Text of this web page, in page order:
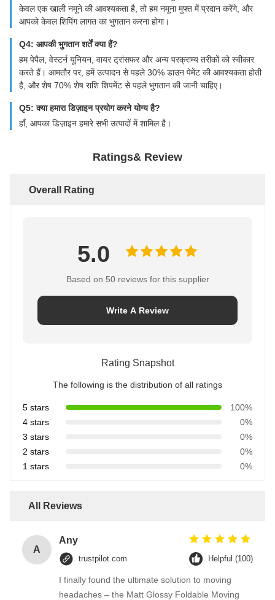
केवल एक खाली नमूने की आवश्यकता है, तो हम नमूना मुफ्त में प्रदान करेंगे, और
आपको केवल शिपिंग लागत का भुगतान करना होगा।
Q4: आपकी भुगतान शर्तें क्या हैं?
हम पेपैल, वेस्टर्न यूनियन, वायर ट्रांसफर और अन्य परक्राम्य तरीकों को स्वीकार
करते हैं। आमतौर पर, हमें उत्पादन से पहले 30% डाउन पेमेंट की आवश्यकता होती
है, और शेष 70% शेष राशि शिपमेंट से पहले भुगतान की जानी चाहिए।
Q5: क्या हमारा डिज़ाइन प्रयोग करने योग्य है?
हाँ, आपका डिज़ाइन हमारे सभी उत्पादों में शामिल है।
Ratings& Review
Overall Rating
5.0
Based on 50 reviews for this supplier
Write A Review
Rating Snapshot
The following is the distribution of all ratings
5 stars
100%
4 stars
0%
3 stars
0%
2 stars
0%
1 stars
0%
All Reviews
A
Any
trustpilot.com Helpful (100)
I finally found the ultimate solution to moving
headaches – the Matt Glossy Foldable Moving